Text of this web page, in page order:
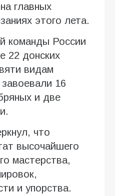
главных
этого лета.
команды России
22 донских
видам
16
и две
что
высочайшего
мастерства,
и упорства.